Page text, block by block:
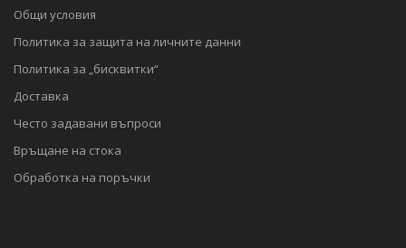
Общи условия
Политика за защита на личните данни
Политика за „бисквитки“
Доставка
Често задавани въпроси
Връщане на стока
Обработка на поръчки